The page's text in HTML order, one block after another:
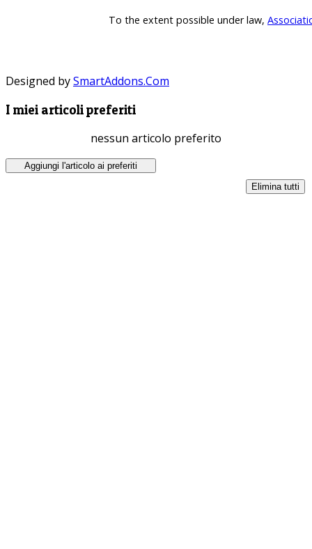
To the extent possible under law,
Designed bySmartAddons.Com
I miei articoli preferiti
nessun articolo preferito